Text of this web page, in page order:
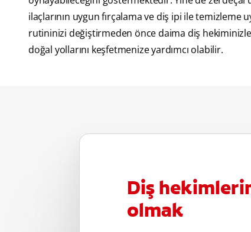
ilaçlarının uygun fırçalama ve diş ipi ile temizleme
rutininizi değiştirmeden önce daima diş
doğal yollarını keşfetmenize yardımcı olabilir.
Diş
olmak